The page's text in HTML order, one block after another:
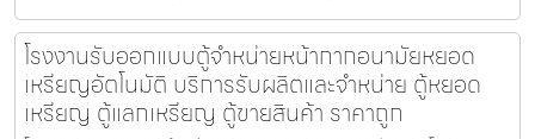
โรงงานรับออกแบบตู้จำหน่ายหน้ากากอนามัยหยอด
เหรียญ​​​อัตโนมัติ บริการรับผลิตและจำหน่าย ตู้หยอด
เหรียญ ตู้แลกเหรียญ ตู้ขายสินค้า ราคาถูก